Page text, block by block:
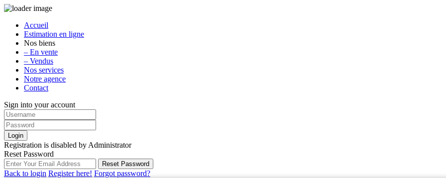
Accueil
Estimation en ligne
Nos biens
– En vente
– Vendus
Nos services
Notre agence
Contact
Sign into your account
Login
Registration is disabled by Administrator
Reset Password
Reset Password
Back to login Register here! Forgot password?